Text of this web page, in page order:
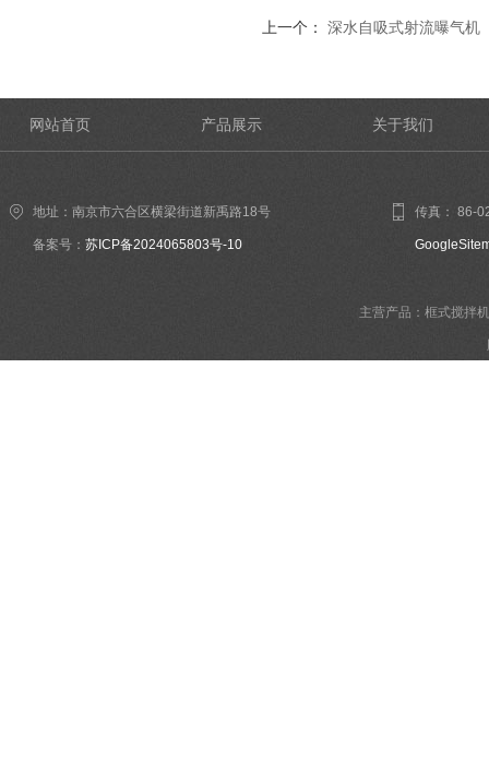
上一个： 深水自吸式射流曝气机
网站首页 产品展示 关于我们
地址：南京市六合区横梁街道新禹路18号
备案号： 苏ICP备2024065803号-10
传真： 86-
主营产品：框式搅拌